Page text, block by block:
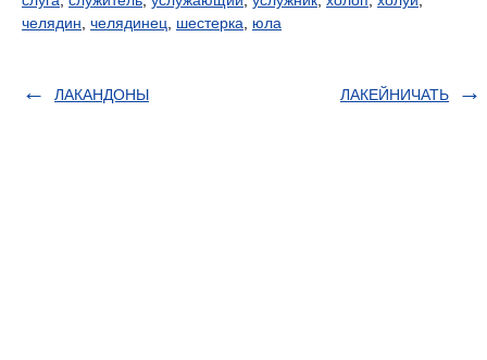
челядин челядинец шестерка юла
ЛАКАНДОНЫ ЛАКЕЙНИЧАТЬ